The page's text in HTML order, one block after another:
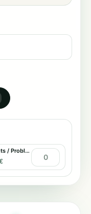
Défauts / Problème tactile